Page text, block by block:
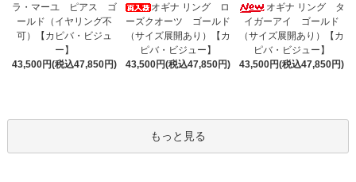
ラ・マーユ ピアス ゴ
ールド（イヤリング不
可）【カピバ・ビジュ
ー】
43,500円(税込47,850円)
オギナ リング ロ
ーズクオーツ ゴールド
（サイズ展開あり）【カ
ピバ・ビジュー】
43,500円(税込47,850円)
オギナ リング タ
イガーアイ ゴールド
（サイズ展開あり）【カ
ピバ・ビジュー】
43,500円(税込47,850円)
もっと見る